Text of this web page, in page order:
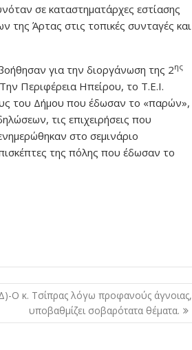
σε καταστηματάρχες εστίασης
της Άρτας στις τοπικές συνταγές και
για την διοργάνωση της 2ης
Περιφέρεια Ηπείρου, το Τ.Ε.Ι.
του Δήμου που έδωσαν το «παρών»,
τις επιχειρήσεις που
στο σεμινάριο
της πόλης που έδωσαν το
Ο κ. Τσίπρας λόγω προφανούς άγνοιας,
υποβαθμίζει σοβαρότατα θέματα.